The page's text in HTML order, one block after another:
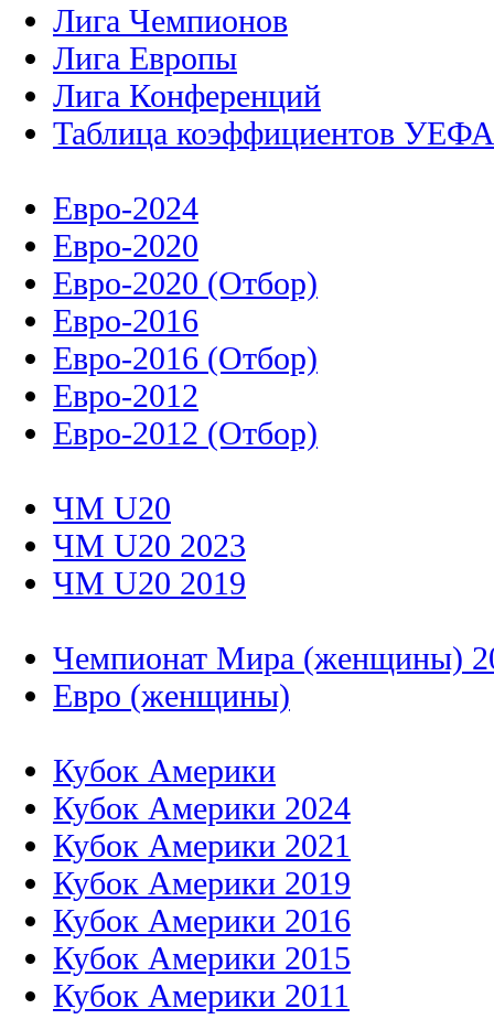
Лига Чемпионов
Лига Европы
Лига Конференций
Таблица коэффициентов УЕФА
Евро-2024
Евро-2020
Евро-2020 (Отбор)
Евро-2016
Евро-2016 (Отбор)
Евро-2012
Евро-2012 (Отбор)
ЧМ U20
ЧМ U20 2023
ЧМ U20 2019
Чемпионат Мира (женщины)
Евро (женщины)
Кубок Америки
Кубок Америки 2024
Кубок Америки 2021
Кубок Америки 2019
Кубок Америки 2016
Кубок Америки 2015
Кубок Америки 2011